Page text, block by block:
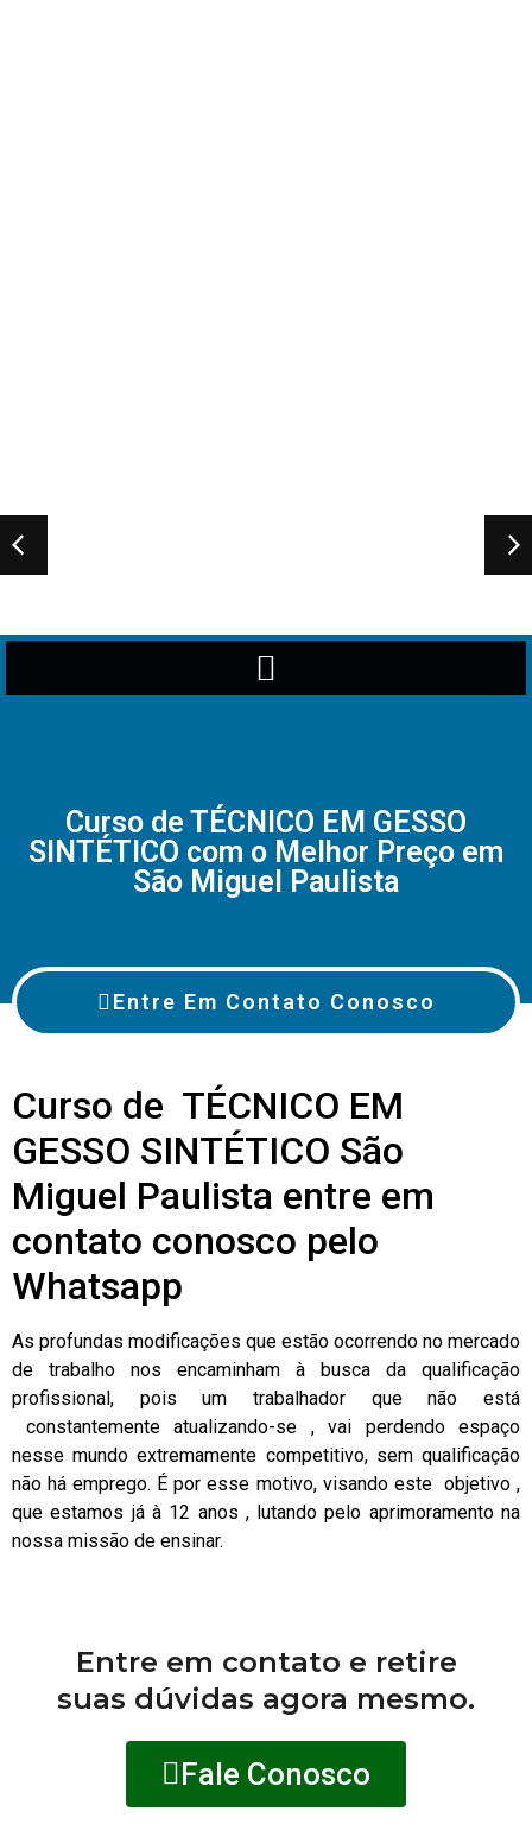
Curso de TÉCNICO EM GESSO
SINTÉTICO com o Melhor Preço em
São Miguel Paulista
Entre Em Contato Conosco
Curso de TÉCNICO EM
GESSO SINTÉTICO São
Miguel Paulista entre em
contato conosco pelo
Whatsapp
As profundas modificações que estão ocorrendo no mercado
de trabalho nos encaminham à busca da qualificação
profissional, pois um trabalhador que não está
constantemente atualizando-se , vai perdendo espaço
nesse mundo extremamente competitivo, sem qualificação
não há emprego. É por esse motivo, visando este objetivo ,
que estamos já à 12 anos , lutando pelo aprimoramento na
nossa missão de ensinar.
Entre em contato e retire
suas dúvidas agora mesmo.
Fale Conosco